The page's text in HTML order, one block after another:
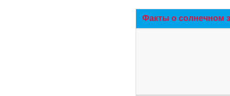
Факты о солнечном